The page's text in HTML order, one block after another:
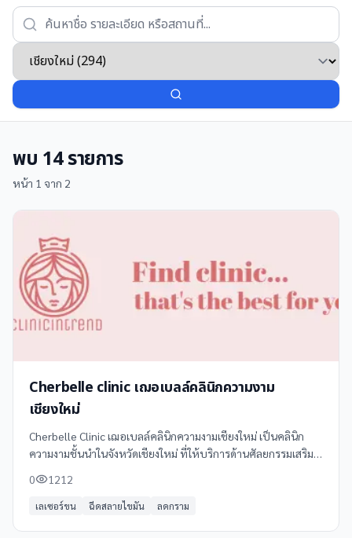
พบ 14รายการ
หน้า 1 จาก 2
Cherbelle clinic เฌอเบลล์คลินิกความงาม
เชียงใหม่
Cherbelle Clinic เฌอเบลล์คลินิกความงามเชียงใหม่ เป็นคลินิก
ความงามชั้นนำในจังหวัดเชียงใหม่ ที่ให้บริการด้านศัลยกรรมเสริม
เชี่ยวชาญและอุปกรณ์ทันสมัย
0 1212
เลเซอร์ขน ฉีดสลายไขมัน ลดกราม